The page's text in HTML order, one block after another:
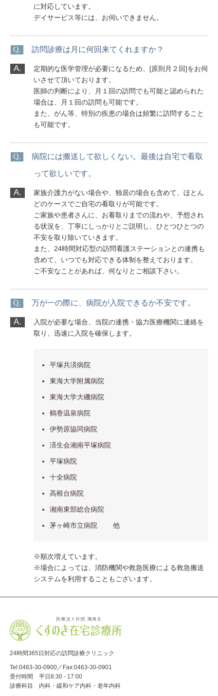
に対応しています。
デイサービス等には、お伺いできません。
Q. 訪問診療は月に何回来てくれますか？
A.
定期的な医学管理が必要になるため、[原則月２回]をお伺
いさせて頂いております。
医師の判断により、月１回の訪問でも可能と認められた
場合は、月１回の訪問も可能です。
また、がん等、特別の疾患の場合は頻繁に訪問すること
も可能です。
Q. 病院には搬送して欲しくない。最後は自宅で看取
って欲しいです。
A.
家族介護力がない場合や、独居の場合も含めて、ほとん
どのケースでご自宅の看取りが可能です。
ご家族や患者さんに、お看取りまでの流れや、予想され
る状況を、丁寧にしっかりとご説明し、ひとつひとつの
不安を取り除いていきます。
また、24時間対応型の訪問看護ステーションとの連携も
含めて、いつでも対応できる体制を整えております。
ご不安なことがあれば、何なりとご相談下さい。
Q. 万が一の際に、病院が入院できるか不安です。
A.
入院が必要な場合、当院の連携・協力医療機関に連絡を
取り、迅速に入院を確保します。
平塚共済病院
東海大学附属病院
東海大学大磯病院
鶴巻温泉病院
伊勢原協同病院
済生会湘南平塚病院
平塚病院
十全病院
高根台病院
湘南東部総合病院
茅ヶ崎市立病院 他
※順次増えています。
※場合によっては、消防機関や救急医療による救急搬送
システムを利用することもございます。
24時間365日対応の訪問診療クリニック
Tel:0463-30-0900 ／Fax:0463-30-0901
受付時間 平日8:30 - 17:00
診療科目 内科・緩和ケア内科・老年内科